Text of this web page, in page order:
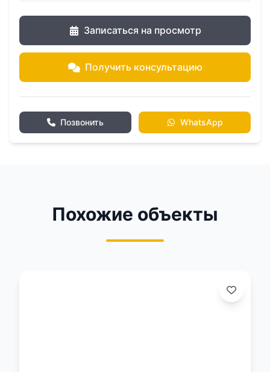
Записаться на просмотр
Получить консультацию
Позвонить WhatsApp
Похожие объекты